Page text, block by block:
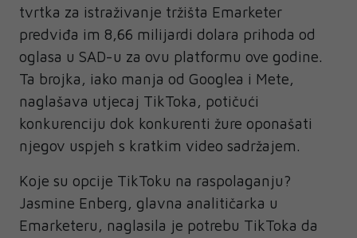
tvrtka za istraživanje tržišta Emarketer
predviđa im 8,66 milijardi dolara prihoda od
oglasa u SAD-u za ovu platformu ove godine.
Ta brojka, iako manja od Googlea i Mete,
naglašava utjecaj TikToka, potičući
konkurenciju dok konkurenti žure oponašati
njegov uspjeh s kratkim video sadržajem.
Koje su opcije TikToku na raspolaganju?
Jasmine Enberg, glavna analitičarka u
Emarketeru, naglasila je potrebu TikToka da